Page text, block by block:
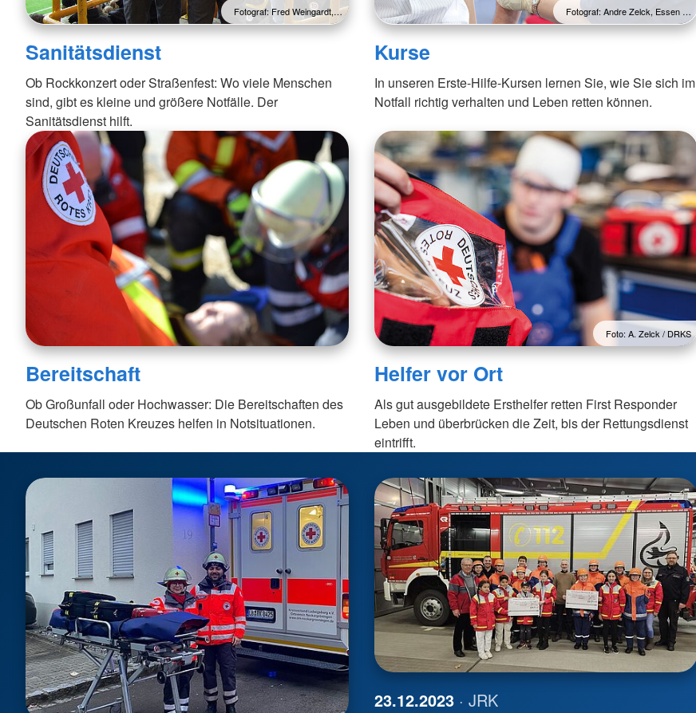
Fotograf: Fred Weingardt,…
Sanitätsdienst
Ob Rockkonzert oder Straßenfest: Wo viele Menschen
sind, gibt es kleine und größere Notfälle. Der
Sanitätsdienst hilft.
Fotograf: Andre Zelck, Essen …
Kurse
In unseren Erste-Hilfe-Kursen lernen Sie, wie Sie sich im
Notfall richtig verhalten und Leben retten können.
Bereitschaft
Ob Großunfall oder Hochwasser: Die Bereitschaften des
Deutschen Roten Kreuzes helfen in Notsituationen.
Foto: A. Zelck / DRKS
Helfer vor Ort
Als gut ausgebildete Ersthelfer retten First Responder
Leben und überbrücken die Zeit, bis der Rettungsdienst
eintrifft.
23.12.2023 · JRK